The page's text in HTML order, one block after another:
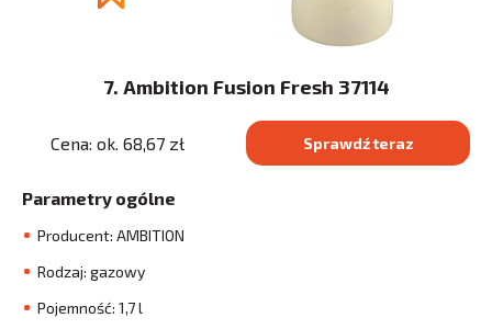
7. Ambition Fusion Fresh 37114
Cena: ok. 68,67 zł Sprawdź teraz
Parametry ogólne
Producent: AMBITION
Rodzaj: gazowy
Pojemność: 1,7 l